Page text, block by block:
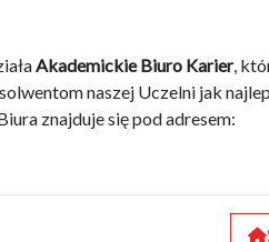
Akademickie Biuro Karier,
naszej Uczelni jak
znajduje się pod adresem: